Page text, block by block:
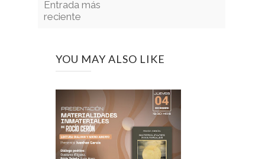
Entrada más
reciente
YOU MAY ALSO LIKE